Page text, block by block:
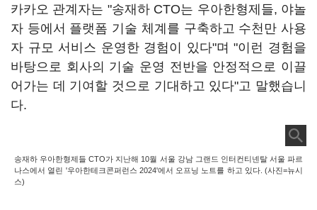
카카오 관계자는 "송재하 CTO는 우아한형제들, 야놀
자 등에서 플랫폼 기술 체계를 구축하고 수천만 사용
자 규모 서비스 운영한 경험이 있다"며 "이런 경험을
바탕으로 회사의 기술 운영 전반을 안정적으로 이끌
어가는 데 기여할 것으로 기대하고 있다"고 말했습니
다.
송재하 우아한형제들 CTO가 지난해 10월 서울 강남 그랜드 인터컨티넨탈 서울 파르
나스에서 열린 '우아한테크콘퍼런스 2024'에서 오프닝 노트를 하고 있다. (사진=뉴시
스)